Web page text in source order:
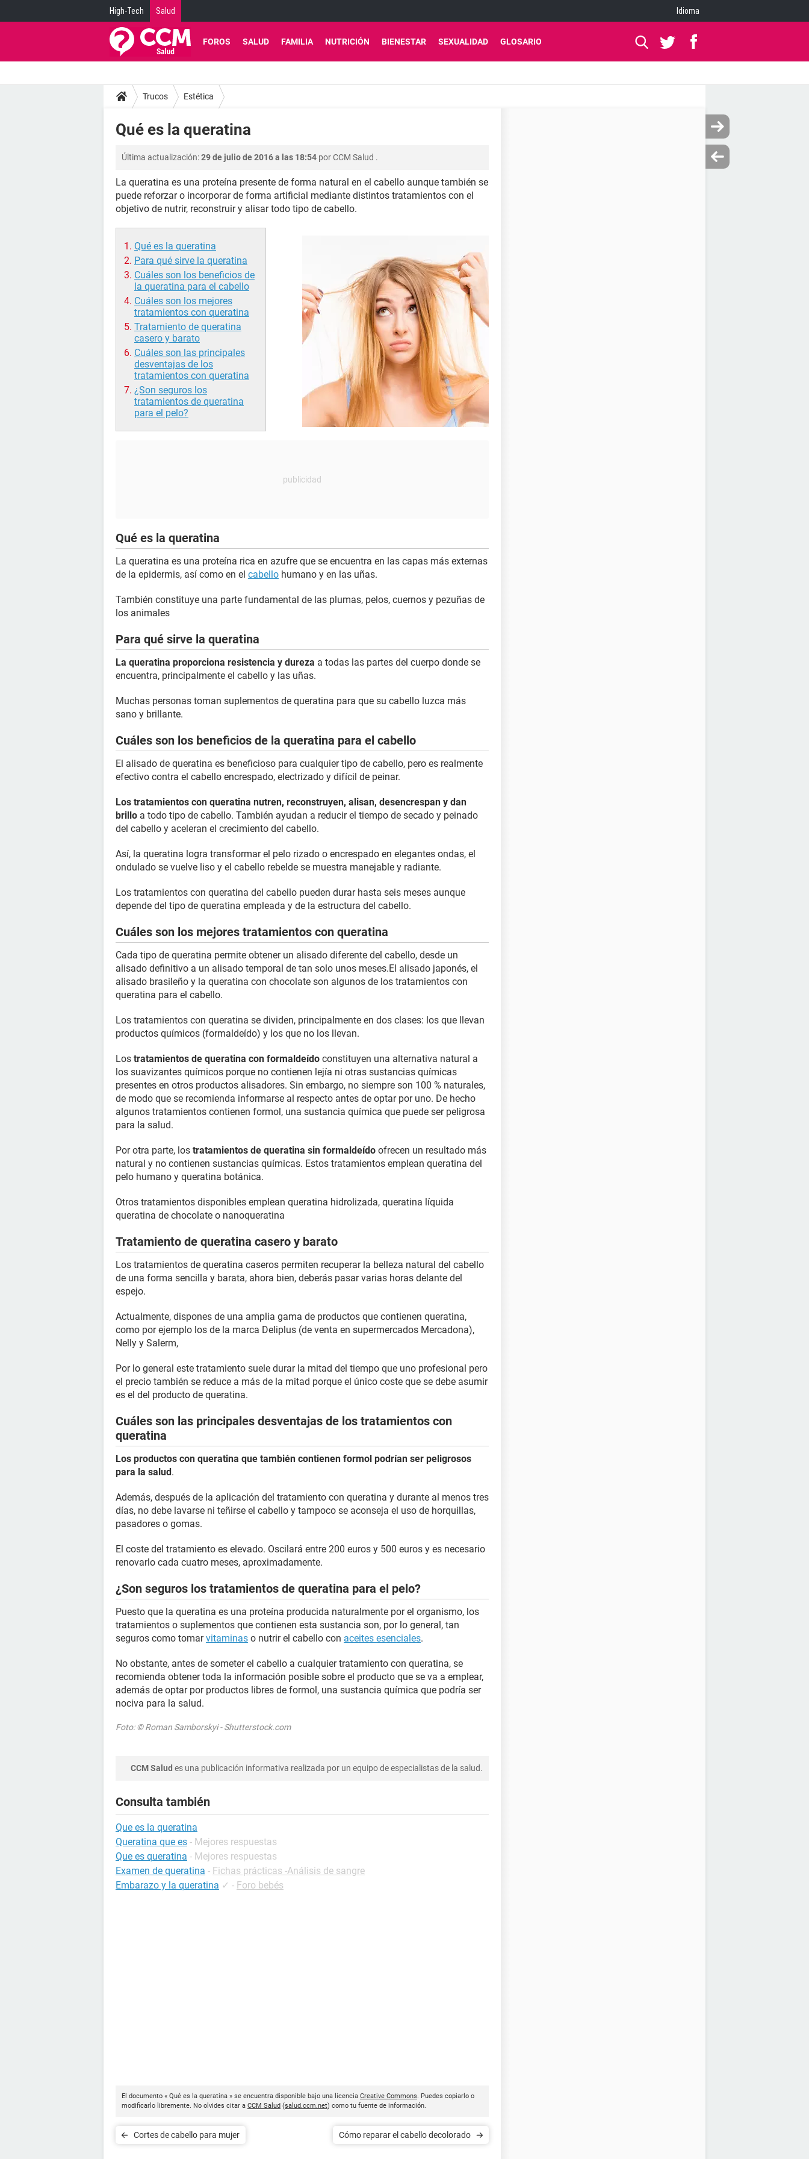
High-Tech Salud Idioma
FOROS SALUD FAMILIA NUTRICIÓN BIENESTAR SEXUALIDAD GLOSARIO
Trucos Estética
Qué es la queratina
Última actualización:29 de julio de 2016 a las 18:54 porCCM Salud .
La queratina es una proteína presente de forma natural en el cabello aunque también se
puede reforzar o incorporar de forma artificial mediante distintos tratamientos con el
objetivo de nutrir, reconstruir y alisar todo tipo de cabello.
Qué es la queratina
Para qué sirve la queratina
Cuáles son los beneficios de
la queratina para el cabello
Cuáles son los mejores
tratamientos con queratina
Tratamiento de queratina
casero y barato
Cuáles son las principales
desventajas de los
tratamientos con queratina
¿Son seguros los
tratamientos de queratina
para el pelo?
Qué es la queratina
La queratina es una proteína rica en azufre que se encuentra en las capas más externas
de la epidermis, así como en el cabello humano y en las uñas.
También constituye una parte fundamental de las plumas, pelos, cuernos y pezuñas de
los animales
Para qué sirve la queratina
La queratina proporciona resistencia y dureza a todas las partes del cuerpo donde se
encuentra, principalmente el cabello y las uñas.
Muchas personas toman suplementos de queratina para que su cabello luzca más
sano y brillante.
Cuáles son los beneficios de la queratina para el cabello
El alisado de queratina es beneficioso para cualquier tipo de cabello, pero es realmente
efectivo contra el cabello encrespado, electrizado y difícil de peinar.
Los tratamientos con queratina nutren, reconstruyen, alisan, desencrespan y dan
brillo a todo tipo de cabello. También ayudan a reducir el tiempo de secado y peinado
del cabello y aceleran el crecimiento del cabello.
Así, la queratina logra transformar el pelo rizado o encrespado en elegantes ondas, el
ondulado se vuelve liso y el cabello rebelde se muestra manejable y radiante.
Los tratamientos con queratina del cabello pueden durar hasta seis meses aunque
depende del tipo de queratina empleada y de la estructura del cabello.
Cuáles son los mejores tratamientos con queratina
Cada tipo de queratina permite obtener un alisado diferente del cabello, desde un
alisado definitivo a un alisado temporal de tan solo unos meses.El alisado japonés, el
alisado brasileño y la queratina con chocolate son algunos de los tratamientos con
queratina para el cabello.
Los tratamientos con queratina se dividen, principalmente en dos clases: los que llevan
productos químicos (formaldeído) y los que no los llevan.
Los tratamientos de queratina con formaldeído constituyen una alternativa natural a
los suavizantes químicos porque no contienen lejía ni otras sustancias químicas
presentes en otros productos alisadores. Sin embargo, no siempre son 100 % naturales,
de modo que se recomienda informarse al respecto antes de optar por uno. De hecho
algunos tratamientos contienen formol, una sustancia química que puede ser peligrosa
para la salud.
Por otra parte, los tratamientos de queratina sin formaldeído ofrecen un resultado más
natural y no contienen sustancias químicas. Estos tratamientos emplean queratina del
pelo humano y queratina botánica.
Otros tratamientos disponibles emplean queratina hidrolizada, queratina líquida
queratina de chocolate o nanoqueratina
Tratamiento de queratina casero y barato
Los tratamientos de queratina caseros permiten recuperar la belleza natural del cabello
de una forma sencilla y barata, ahora bien, deberás pasar varias horas delante del
espejo.
Actualmente, dispones de una amplia gama de productos que contienen queratina,
como por ejemplo los de la marca Deliplus (de venta en supermercados Mercadona),
Nelly y Salerm,
Por lo general este tratamiento suele durar la mitad del tiempo que uno profesional pero
el precio también se reduce a más de la mitad porque el único coste que se debe asumir
es el del producto de queratina.
Cuáles son las principales desventajas de los tratamientos con
queratina
Los productos con queratina que también contienen formol podrían ser peligrosos
para la salud.
Además, después de la aplicación del tratamiento con queratina y durante al menos tres
días, no debe lavarse ni teñirse el cabello y tampoco se aconseja el uso de horquillas,
pasadores o gomas.
El coste del tratamiento es elevado. Oscilará entre 200 euros y 500 euros y es necesario
renovarlo cada cuatro meses, aproximadamente.
¿Son seguros los tratamientos de queratina para el pelo?
Puesto que la queratina es una proteína producida naturalmente por el organismo, los
tratamientos o suplementos que contienen esta sustancia son, por lo general, tan
seguros como tomarvitaminas o nutrir el cabello con aceites esenciales.
No obstante, antes de someter el cabello a cualquier tratamiento con queratina, se
recomienda obtener toda la información posible sobre el producto que se va a emplear,
además de optar por productos libres de formol, una sustancia química que podría ser
nociva para la salud.
Foto: © Roman Samborskyi - Shutterstock.com
CCM Salud es una publicación informativa realizada por un equipo de especialistas de la salud.
Consulta también
Que es la queratina
Queratina que es - Mejores respuestas
Que es queratina - Mejores respuestas
Examen de queratina - Fichas prácticas -Análisis de sangre
Embarazo y la queratina ✓ - Foro bebés
El documento « Qué es la queratina » se encuentra disponible bajo una licencia Creative Commons. Puedes copiarlo o
modificarlo libremente. No olvides citar a CCM Salud (salud.ccm.net) como tu fuente de información.
Cortes de cabello para mujer Cómo reparar el cabello decolorado